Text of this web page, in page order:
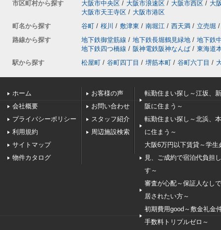
市区町村から探す 大阪市中央区 / 大阪市浪速区 / 大阪市西区 / 大
大阪市天王寺区 / 大阪市港区
町名から探す
谷町 / 桜川 / 敷津東 / 南堀江 / 西天満 / 立売堀 /
路線から探す
地下鉄御堂筋線 / 地下鉄長堀鶴見緑地 / 地下鉄
地下鉄四つ橋線 / 阪神電鉄阪神なんば / 東海道
駅から探す
松屋町 / 谷町四丁目 / 堺筋本町 / 谷町六丁目 /
ホーム
会社概要
プライバシーポリシー
利用規約
サイトマップ
物件カタログ
お客様の声
お問い合わせ
スタッフ紹介
周辺施設検索
転勤住まい探し～江坂、
阪に住まう～
転勤住まい探し～北浜、
に住まう～
大阪6万円以下賃貸～学生
見、ご成約で宿泊代負担
す～
審査が心配～保証人なし
居されたい方～
初期費用good～敷金礼金
手数料トリプルゼロ～